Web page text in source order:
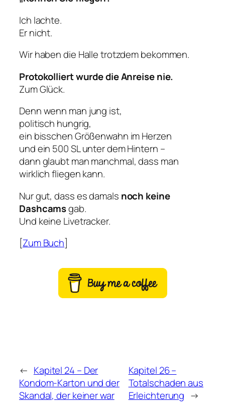
Ich lachte.
Er nicht.
Wir haben die Halle trotzdem bekommen.
Protokolliert wurde die Anreise nie.
Zum Glück.
Denn wenn man jung ist,
politisch hungrig,
ein bisschen Größenwahn im Herzen
und ein 500 SL unter dem Hintern –
dann glaubt man manchmal, dass man
wirklich fliegen kann.
Nur gut, dass es damals noch keine
Dashcamsgab.
Und keine Livetracker.
[Zum Buch]
← Kapitel 24 – Der
Kondom-Karton und der
Skandal, der keiner war
Kapitel 26 –
Totalschaden aus
Erleichterung →